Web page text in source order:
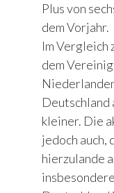
Plus von
dem Vorjahr.
Im Vergleich
dem
kleiner. Die
jedoch auch,
hierzulande